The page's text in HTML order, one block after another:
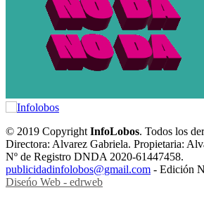
© 2019 CopyrightInfoLobos. Todos los
Directora: Alvarez Gabriela. Propietaria:
Nº de Registro DNDA 2020-61447458.
publicidadinfolobos@gmail.com - Edición
Diseńo Web - edrweb